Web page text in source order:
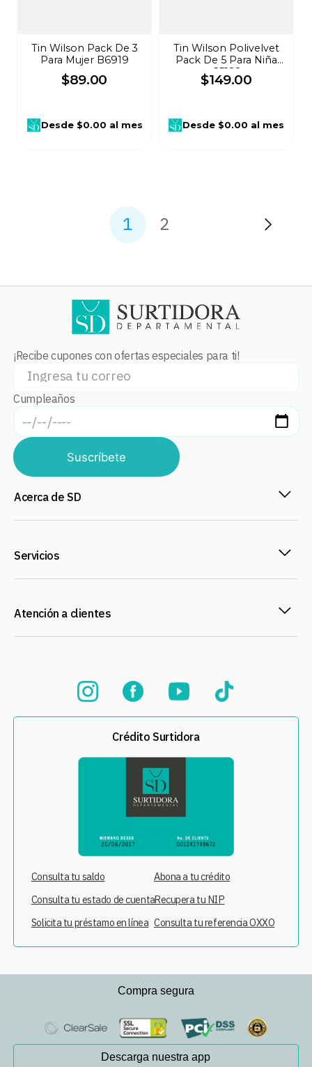
Tin Wilson Pack De 3
Para Mujer B6919
$89.00
Desde$0.00 al mes
Tin Wilson Polivelvet
Pack De 5 Para Niña
C5192
$149.00
Desde $0.00 al mes
1 2
¡Recibe cupones con ofertas especiales para ti!
Cumpleaños
Suscríbete
Acerca de SD
Servicios
Atención a clientes
Crédito Surtidora
Consulta tu saldo
Consulta tu estado de cuenta
Solicita tu préstamo en línea
Abona a tu crédito
Recupera tu NIP
Consulta tu referencia OXXO
Compra segura
Descarga nuestra app